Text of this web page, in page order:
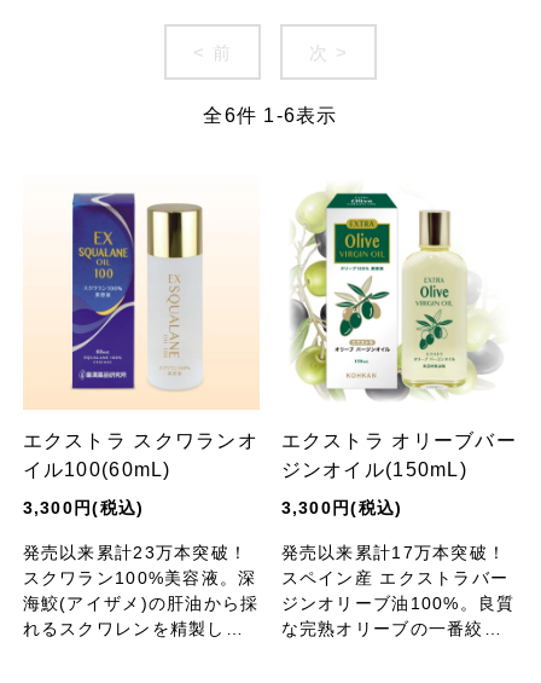
< 前 次 >
全6件 1-6表示
エクストラ スクワランオ
イル100(60mL)
3,300円(税込)
発売以来累計23万本突破！
スクワラン100%美容液。深
海鮫(アイザメ)の肝油から採
れるスクワレンを精製した
エクストラ オリーブバー
ジンオイル(150mL)
3,300円(税込)
発売以来累計17万本突破！
スペイン産 エクストラバー
ジンオリーブ油100%。良質
な完熟オリーブの一番絞り